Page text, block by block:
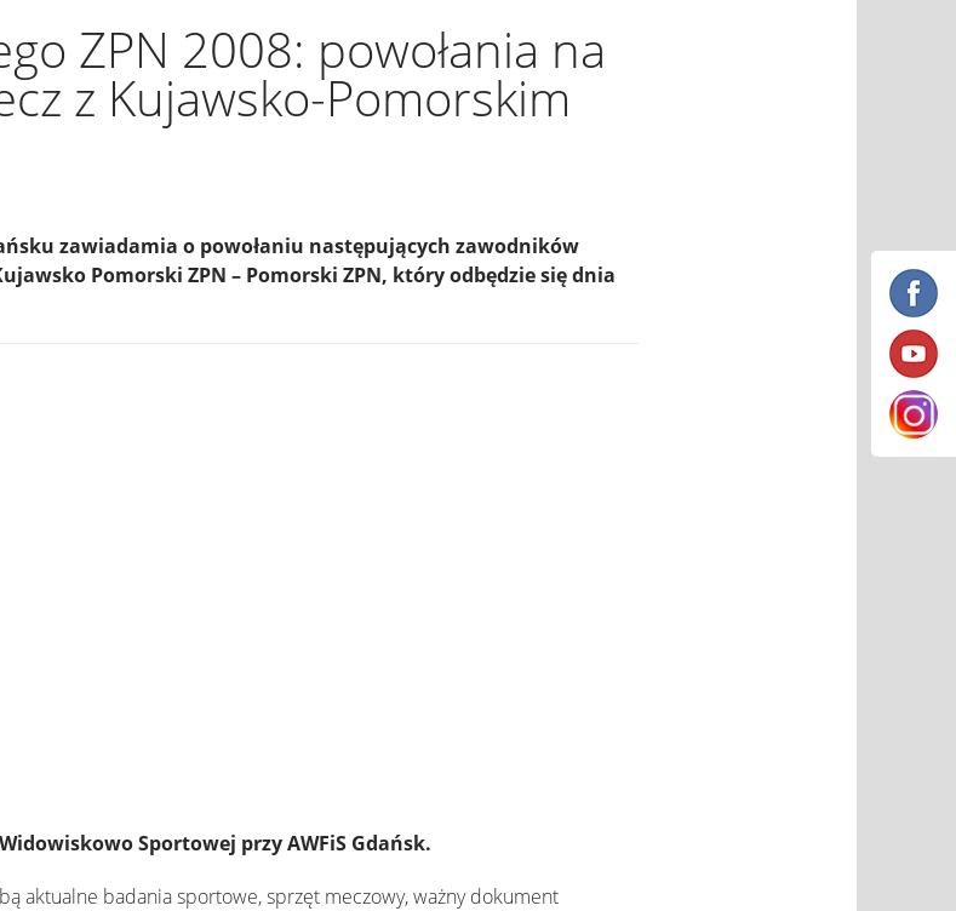
ZPN 2008: powołania na
z Kujawsko-Pomorskim
zawiadamia o powołaniu następujących zawodników
Pomorski ZPN – Pomorski ZPN, który odbędzie się dnia
Sportowej przy AWFiS Gdańsk.
aktualne badania sportowe, sprzęt meczowy, ważny dokument